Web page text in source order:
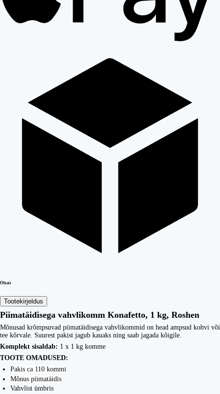
Otsas
Tootekirjeldus
Piimatäidisega vahvlikomm Konafetto, 1 kg, Roshen
Mõnusad krõmpsuvad piimatäidisega vahvlikommid on head ampsud kohvi või
tee kõrvale. Suurest pakist jagub kauaks ning saab jagada kõigile.
Komplekt sisaldab: 1 x 1 kg komme
TOOTE OMADUSED:
Pakis ca 110 kommi
Mõnus piimatäidis
Vahvlist ümbris